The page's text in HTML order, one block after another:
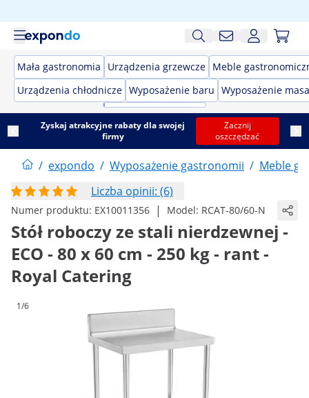
Mała gastronomia Urządzenia grzewcze Meble
Urządzenia chłodnicze Wyposażenie baru Wyposażenie
Zyskaj atrakcyjne rabaty dla swojej
firmy
Zacznij
oszczędzać
/ expondo / Wyposażenie gastronomii / Meble
Liczba opinii: (6)
Numer produktu: EX10011356 | Model: RCAT-80/60-N
Stół roboczy ze stali nierdzewnej -
ECO - 80 x 60 cm - 250 kg - rant -
Royal Catering
1/6